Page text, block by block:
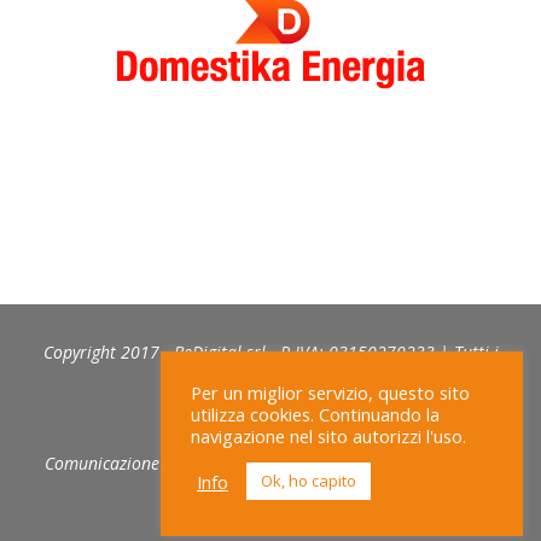
Copyright 2017 - BeDigital srl - P.IVA: 03150270233 | Tutti i
Comunicazione e web marketing:NEXIDIA|
Per un miglior servizio, questo sito
utilizza cookies. Continuando la
navigazione nel sito autorizzi l'uso.
Info
Ok, ho capito